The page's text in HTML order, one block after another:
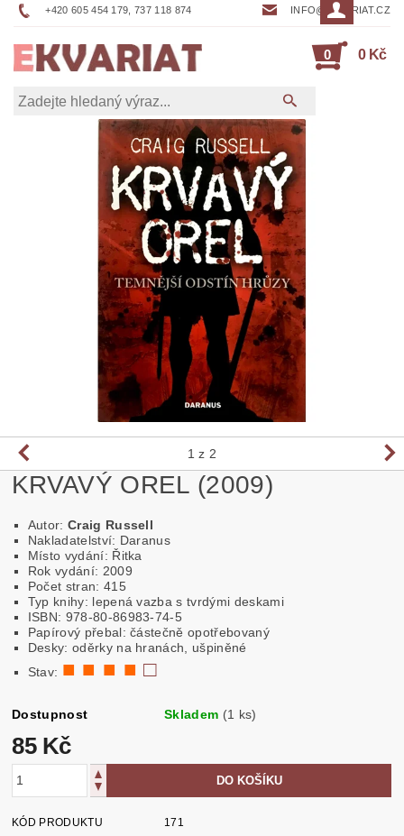
+420 605 454 179, 737 118 874 INFO@EKVARIAT.CZ
0 0 Kč
1 z 2
KRVAVÝ OREL (2009)
Autor: Craig Russell
Nakladatelství: Daranus
Místo vydání: Řitka
Rok vydání: 2009
Počet stran: 415
Typ knihy: lepená vazba s tvrdými deskami
ISBN: 978-80-86983-74-5
Papírový přebal: částečně opotřebovaný
Desky: oděrky na hranách, ušpiněné
Stav: ■ ■ ■ ■ □
Dostupnost Skladem (1 ks)
85 Kč
KÓD PRODUKTU
171